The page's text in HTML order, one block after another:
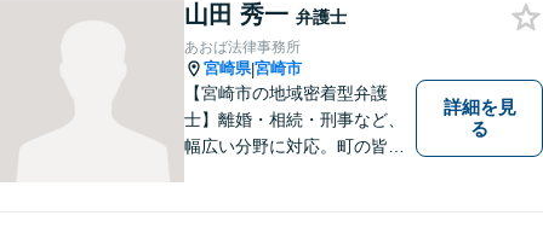
山田 秀一 弁護士
あおば法律事務所
宮崎県|宮崎市
【宮崎市の地域密着型弁護
士】離婚・相続・刑事など、
幅広い分野に対応。町の皆様
詳細を見
る